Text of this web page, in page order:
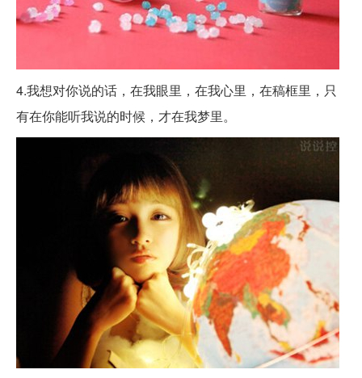
4.我想对你说的话，在我眼里，在我心里，在稿框里，只
有在你能听我说的时候，才在我梦里。